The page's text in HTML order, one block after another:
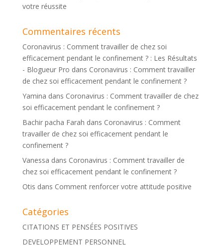
votre réussite
Commentaires récents
Coronavirus : Comment travailler de chez soi
efficacement pendant le confinement ? : Les Résultats
- Blogueur Pro dans Coronavirus : Comment travailler
de chez soi efficacement pendant le confinement ?
Yamina dans Coronavirus : Comment travailler de chez
soi efficacement pendant le confinement ?
Bachir pacha Farah dans Coronavirus : Comment
travailler de chez soi efficacement pendant le
confinement ?
Vanessa dans Coronavirus : Comment travailler de
chez soi efficacement pendant le confinement ?
Otis dans Comment renforcer votre attitude positive
Catégories
CITATIONS ET PENSÉES POSITIVES
DEVELOPPEMENT PERSONNEL